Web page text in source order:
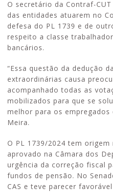
O secretário da Contraf-
das entidades atuarem no
defesa do PL 1739 e de
respeito a classe
bancários.
“Essa questão da dedução
extraordinárias causa
acompanhado todas as
mobilizados para que se
melhor para os empregados
Meira.
O PL 1739/2024 tem
aprovado na Câmara dos
urgência da correção fiscal
fundos de pensão. No
CAS e teve parecer